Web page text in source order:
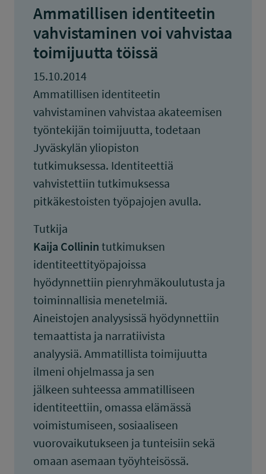
Ammatillisen identiteetin
vahvistaminen voi vahvistaa
toimijuutta töissä
15.10.2014
Ammatillisen identiteetin
vahvistaminen vahvistaa akateemisen
työntekijän toimijuutta, todetaan
Jyväskylän yliopiston
tutkimuksessa. Identiteettiä
vahvistettiin tutkimuksessa
pitkäkestoisten työpajojen avulla.
Tutkija
Kaija Collinin tutkimuksen
identiteettityöpajoissa
hyödynnettiin pienryhmäkoulutusta ja
toiminnallisia menetelmiä.
Aineistojen analyysissä hyödynnettiin
temaattista ja narratiivista
analyysiä. Ammatillista toimijuutta
ilmeni ohjelmassa ja sen
jälkeen suhteessa ammatilliseen
identiteettiin, omassa elämässä
voimistumiseen, sosiaaliseen
vuorovaikutukseen ja tunteisiin sekä
omaan asemaan työyhteisössä.